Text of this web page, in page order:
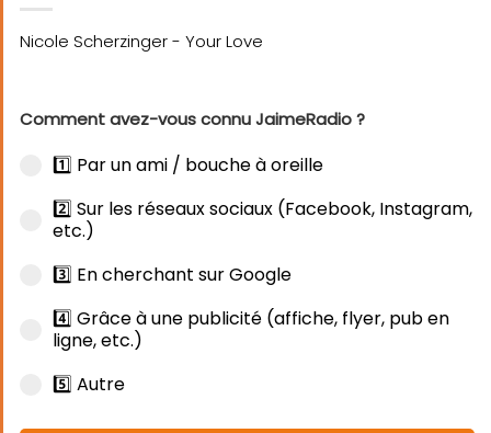
Comment avez-vous connu JaimeRadio ?
1️⃣ Par un ami / bouche à oreille
2️⃣ Sur les réseaux sociaux (Facebook, Instagram,
etc.)
3️⃣ En cherchant sur Google
4️⃣ Grâce à une publicité (affiche, flyer, pub en
ligne, etc.)
5️⃣ Autre